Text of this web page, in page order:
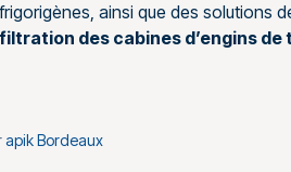
frigorigènes, ainsi que des solutions
filtration des cabines d’engins de
apik Bordeaux